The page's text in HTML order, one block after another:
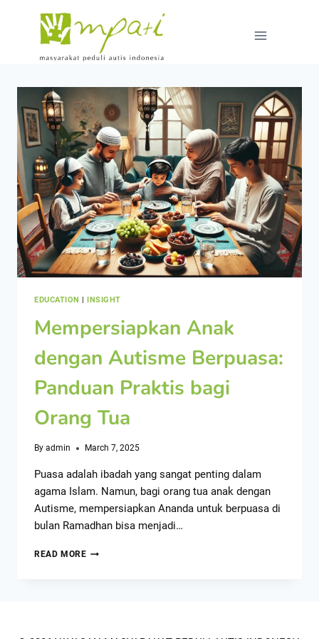
EDUCATION |INSIGHT
Mempersiapkan Anak
dengan Autisme Berpuasa:
Panduan Praktis bagi
Orang Tua
By admin March 7, 2025
Puasa adalah ibadah yang sangat penting dalam
agama Islam. Namun, bagi orang tua anak dengan
Autisme, mempersiapkan Ananda untuk berpuasa di
bulan Ramadhan bisa menjadi…
READ MORE